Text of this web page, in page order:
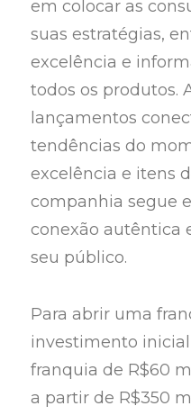
em colocar as
suas estratégias,
excelência e
todos os produtos.
lançamentos
tendências do
excelência e itens
companhia segue
conexão autêntica
seu público.
Para abrir uma
investimento
franquia de R$60
a partir de R$350